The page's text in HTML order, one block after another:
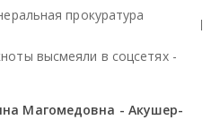
прокуратура
высмеяли в соцсетях -
Магомедовна - Акушер-